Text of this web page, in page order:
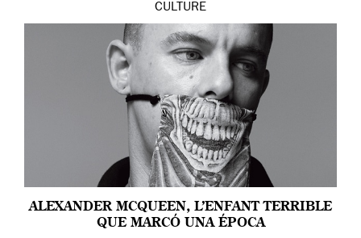
CULTURE
ALEXANDER MCQUEEN, L’ENFANT TERRIBLE
QUE MARCÓ UNA ÉPOCA